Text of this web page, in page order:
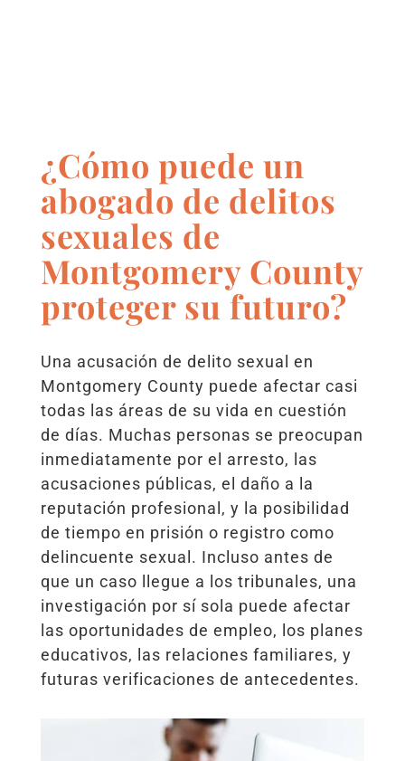
¿Cómo puede un
abogado de delitos
sexuales de
Montgomery County
proteger su futuro?
Una acusación de delito sexual en
Montgomery County puede afectar casi
todas las áreas de su vida en cuestión
de días. Muchas personas se preocupan
inmediatamente por el arresto, las
acusaciones públicas, el daño a la
reputación profesional, y la posibilidad
de tiempo en prisión o registro como
delincuente sexual. Incluso antes de
que un caso llegue a los tribunales, una
investigación por sí sola puede afectar
las oportunidades de empleo, los planes
educativos, las relaciones familiares, y
futuras verificaciones de antecedentes.